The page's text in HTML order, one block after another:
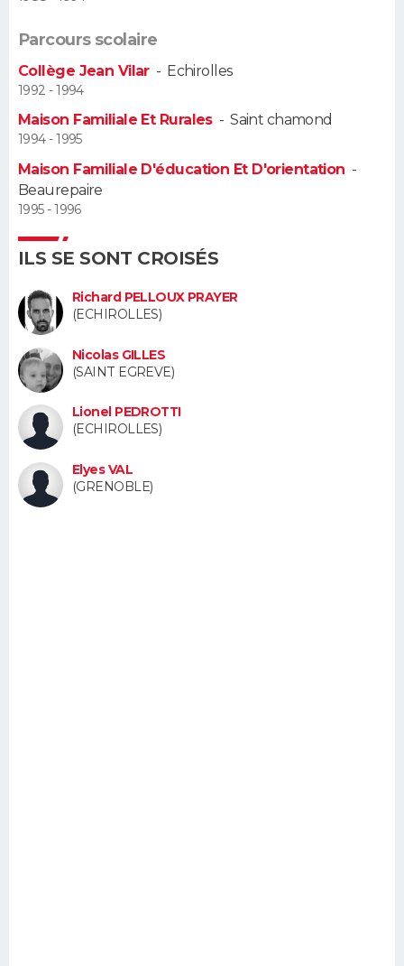
Alimentation
Guide de la santé
Maladies
Médicaments
Sommeil
VOYAGE
Destinations
City break
Voyage nature
Voyage de noces
Forum
Climat
+
PHOTO
GUIDES D'ACHAT
BONS PLANS
CARTE DE VOEUX
Carte de Noël
Carte Bonne année
Carte Saint-Valentin
Carte Pâques
Carte d'anniversaire
DICTIONNAIRE
Dictionnaire
Biographies
Citations
Expressions
Proverbes
PROGRAMME TV
COPAINS D'AVANT
S'inscrire
Se connecter
Lycées
Collèges
Primaires
Universités
Entreprises
Service militaire
Avis de recherche
AVIS DE DÉCÈS
FORUM
Parcours scolaire
Collège Jean Vilar- Echirolles
1992 - 1994
Maison Familiale Et Rurales-Saint chamond
1994 - 1995
Maison Familiale D'éducation Et D'orientation -
Beaurepaire
1995 - 1996
ILS SE SONT CROISÉS
Richard PELLOUX PRAYER
(ECHIROLLES)
Nicolas GILLES
(SAINT EGREVE)
Lionel PEDROTTI
(ECHIROLLES)
Elyes VAL
(GRENOBLE)